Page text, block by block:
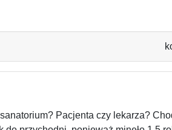
Pacjenta czy lekarza?